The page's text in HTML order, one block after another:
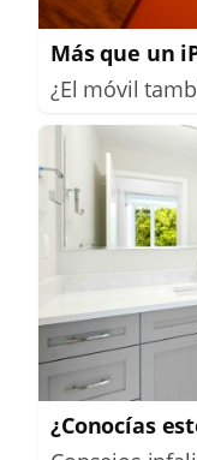
Más que un
¿El móvil
¿Conocías